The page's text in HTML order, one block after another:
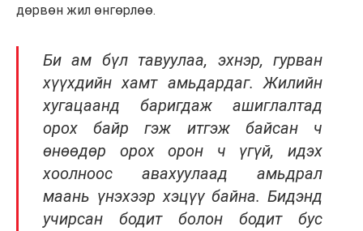
дөрвөн жил өнгөрлөө.
Би ам бүл тавуулаа, эхнэр, гурван
хүүхдийн хамт амьдардаг. Жилийн
хугацаанд баригдаж ашиглалтад
орох байр гэж итгэж байсан ч
өнөөдөр орох орон ч үгүй, идэх
хоолноос авахуулаад амьдрал
маань үнэхээр хэцүү байна. Бидэнд
учирсан бодит болон бодит бус